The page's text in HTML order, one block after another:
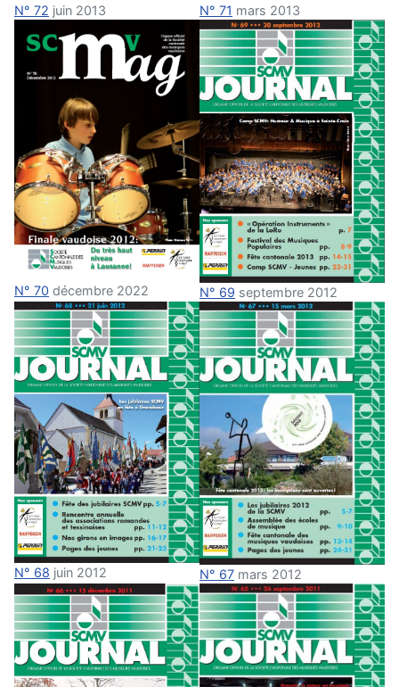
N° 72 juin 2013 N° 71 mars 2013
N° 70 décembre 2022 N° 69 septembre 2012
N° 68 juin 2012 N° 67 mars 2012